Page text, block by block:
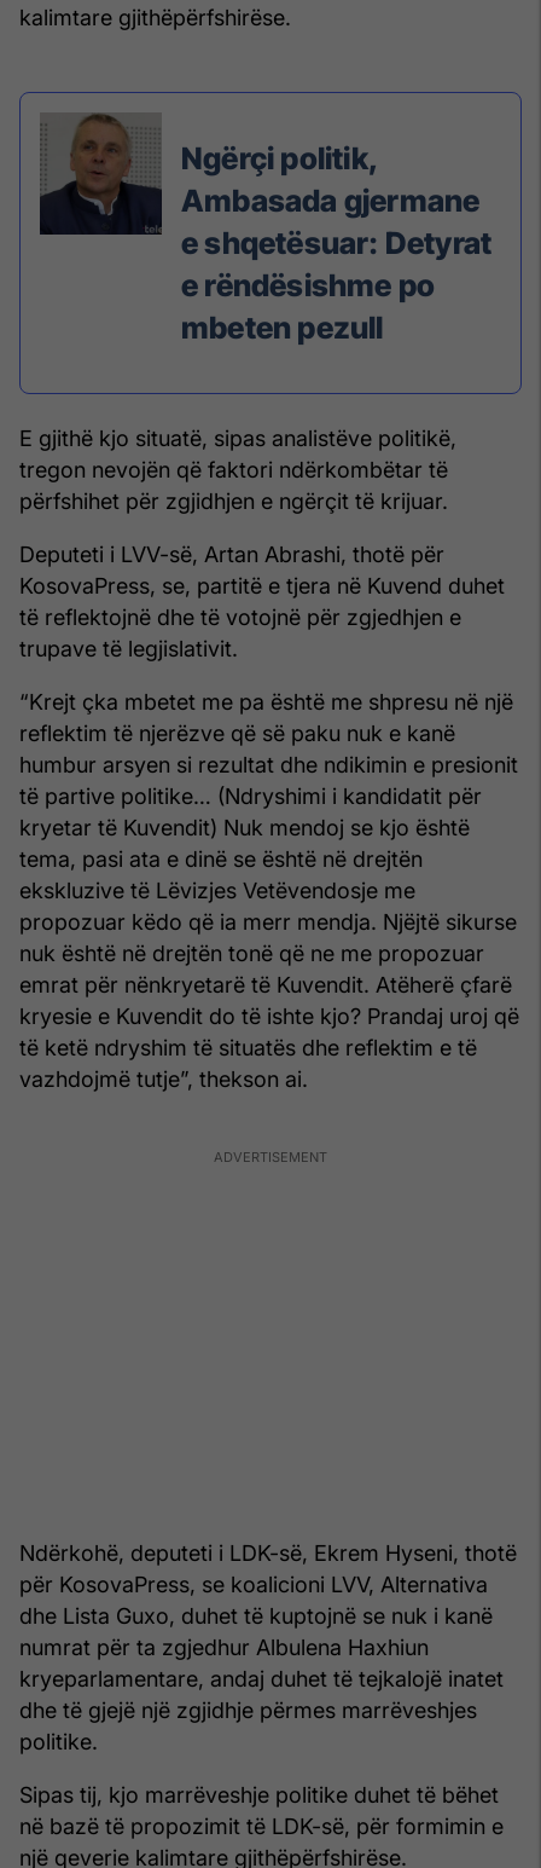
kalimtare gjithëpërfshirëse.
Ngërçi politik,
Ambasada gjermane
e shqetësuar: Detyrat
e rëndësishme po
mbeten pezull
E gjithë kjo situatë, sipas analistëve politikë,
tregon nevojën që faktori ndërkombëtar të
përfshihet për zgjidhjen e ngërçit të krijuar.
Deputeti i LVV-së, Artan Abrashi, thotë për
KosovaPress, se, partitë e tjera në Kuvend duhet
të reflektojnë dhe të votojnë për zgjedhjen e
trupave të legjislativit.
“Krejt çka mbetet me pa është me shpresu në një
reflektim të njerëzve që së paku nuk e kanë
humbur arsyen si rezultat dhe ndikimin e presionit
të partive politike… (Ndryshimi i kandidatit për
kryetar të Kuvendit) Nuk mendoj se kjo është
tema, pasi ata e dinë se është në drejtën
ekskluzive të Lëvizjes Vetëvendosje me
propozuar këdo që ia merr mendja. Njëjtë sikurse
nuk është në drejtën tonë që ne me propozuar
emrat për nënkryetarë të Kuvendit. Atëherë çfarë
kryesie e Kuvendit do të ishte kjo? Prandaj uroj që
të ketë ndryshim të situatës dhe reflektim e të
vazhdojmë tutje”, thekson ai.
Ndërkohë, deputeti i LDK-së, Ekrem Hyseni, thotë
për KosovaPress, se koalicioni LVV, Alternativa
dhe Lista Guxo, duhet të kuptojnë se nuk i kanë
numrat për ta zgjedhur Albulena Haxhiun
kryeparlamentare, andaj duhet të tejkalojë inatet
dhe të gjejë një zgjidhje përmes marrëveshjes
politike.
Sipas tij, kjo marrëveshje politike duhet të bëhet
në bazë të propozimit të LDK-së, për formimin e
një qeverie kalimtare gjithëpërfshirëse.